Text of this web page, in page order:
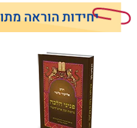
יחידות הוראה